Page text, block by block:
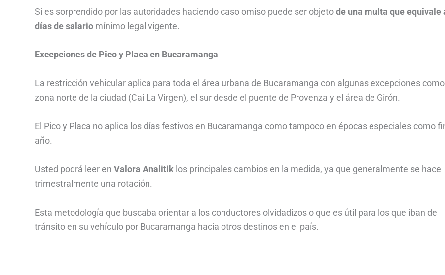
Si es sorprendido por las autoridades haciendo caso omiso puede ser objetode una multa que equivale
días de salario mínimo legal vigente.
Excepciones de Pico y Placa en Bucaramanga
La restricción vehicular aplica para toda el área urbana de Bucaramanga con algunas excepciones
zona norte de la ciudad (Cai La Virgen), el sur desde el puente de Provenza y el área de Girón.
El Pico y Placa no aplica los días festivos en Bucaramanga como tampoco en épocas especiales como
año.
Usted podrá leer en Valora Analitik los principales cambios en la medida, ya que generalmente se hace
trimestralmente una rotación.
Esta metodología que buscaba orientar a los conductores olvidadizos o que es útil para los que iban de
tránsito en su vehículo por Bucaramanga hacia otros destinos en el país.